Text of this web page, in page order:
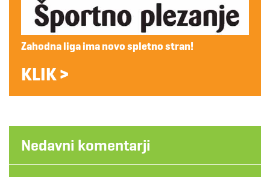
Zahodna liga ima novo spletno stran!
KLIK >
Nedavni komentarji